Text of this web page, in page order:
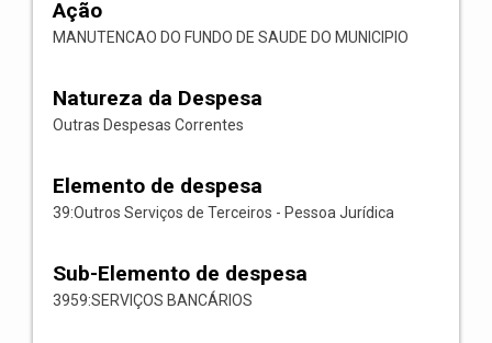
Ação
MANUTENCAO DO FUNDO DE SAUDE DO MUNICIPIO
Natureza da Despesa
Outras Despesas Correntes
Elemento de despesa
39:Outros Serviços de Terceiros - Pessoa Jurídica
Sub-Elemento de despesa
3959:SERVIÇOS BANCÁRIOS